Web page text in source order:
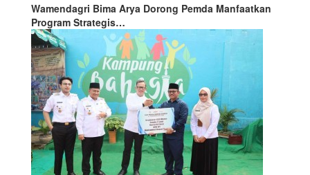
Wamendagri Bima Arya Dorong Pemda Manfaatkan
Program Strategis…